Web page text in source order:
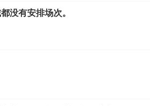
没有安排场次。